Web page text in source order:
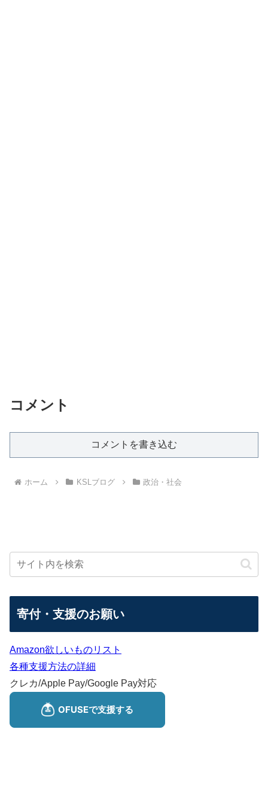
コメント
コメントを書き込む
ホーム KSLブログ 政治・社会
寄付・支援のお願い
Amazon欲しいものリスト
各種支援方法の詳細
クレカ/Apple Pay/Google Pay対応